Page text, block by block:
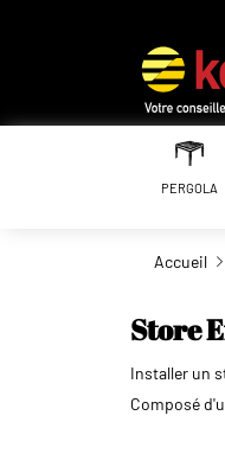
PERGOLA
Accueil
Store
Installer un
Composé